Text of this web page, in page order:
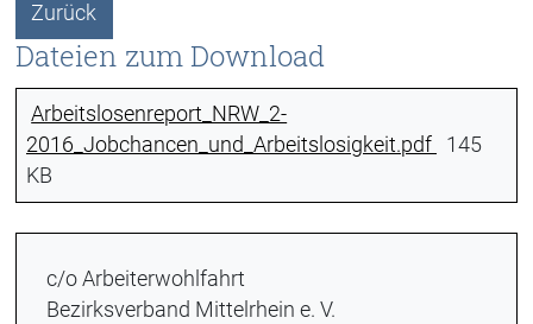
Zurück
Dateien zum Download
Arbeitslosenreport_NRW_2-
2016_Jobchancen_und_Arbeitslosigkeit.pdf
145
KB
c/o Arbeiterwohlfahrt
Bezirksverband Mittelrhein e. V.